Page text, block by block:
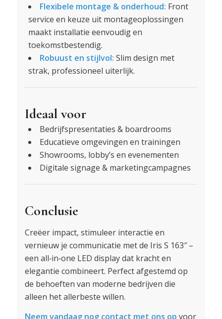
Flexibele montage & onderhoud: Front
service en keuze uit montageoplossingen
maakt installatie eenvoudig en
toekomstbestendig.
Robuust en stijlvol: Slim design met
strak, professioneel uiterlijk.
Ideaal voor
Bedrijfspresentaties & boardrooms
Educatieve omgevingen en trainingen
Showrooms, lobby’s en evenementen
Digitale signage & marketingcampagnes
Conclusie
Creëer impact, stimuleer interactie en
vernieuw je communicatie met de Iris S 163″ –
een all‑in‑one LED display dat kracht en
elegantie combineert. Perfect afgestemd op
de behoeften van moderne bedrijven die
alleen het allerbeste willen.
Neem vandaag nog contact met ons op voor